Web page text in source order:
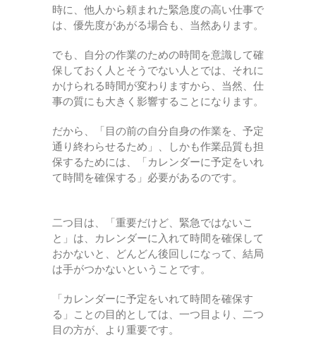
時に、他人から頼まれた緊急度の高い仕事で
は、優先度があがる場合も、当然あります。
でも、自分の作業のための時間を意識して確
保しておく人とそうでない人とでは、それに
かけられる時間が変わりますから、当然、仕
事の質にも大きく影響することになります。
だから、「目の前の自分自身の作業を、予定
通り終わらせるため」、しかも作業品質も担
保するためには、「カレンダーに予定をいれ
て時間を確保する」必要があるのです。
二つ目は、「重要だけど、緊急ではないこ
と」は、カレンダーに入れて時間を確保して
おかないと、どんどん後回しになって、結局
は手がつかないということです。
「カレンダーに予定をいれて時間を確保す
る」ことの目的としては、一つ目より、二つ
目の方が、より重要です。